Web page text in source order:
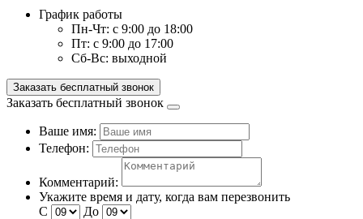
График работы
Пн-Чт: с 9:00 до 18:00
Пт: с 9:00 до 17:00
Сб-Вс: выходной
Заказать бесплатный звонок
Заказать бесплатный звонок
Ваше имя:
Телефон:
Комментарий:
Укажите время и дату, когда вам перезвонить
С
До